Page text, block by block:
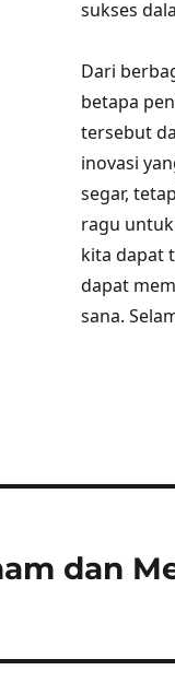
sukses
Dari
betapa
tersebut
inovasi
segar,
ragu
kita dapat
dapat
sana.
dan